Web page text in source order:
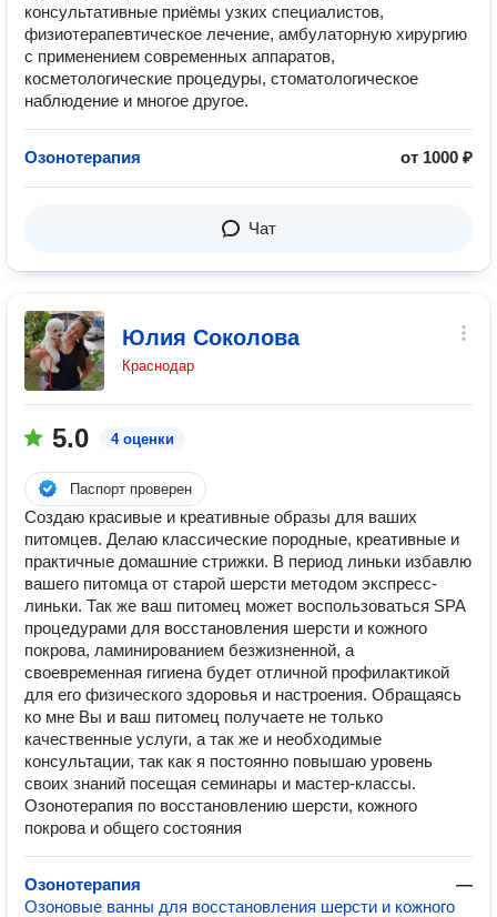
консультативные приёмы узких специалистов,
физиотерапевтическое лечение, амбулаторную хирургию
с применением современных аппаратов,
косметологические процедуры, стоматологическое
наблюдение и многое другое.
Озонотерапия от 1000 ₽
Чат
Юлия Соколова
Краснодар
5.0 4 оценки
Паспорт проверен
Создаю красивые и креативные образы для ваших
питомцев. Делаю классические породные, креативные и
практичные домашние стрижки. В период линьки избавлю
вашего питомца от старой шерсти методом экспресс-
линьки. Так же ваш питомец может воспользоваться SPA
процедурами для восстановления шерсти и кожного
покрова, ламинированием безжизненной, а
своевременная гигиена будет отличной профилактикой
для его физического здоровья и настроения. Обращаясь
ко мне Вы и ваш питомец получаете не только
качественные услуги, а так же и необходимые
консультации, так как я постоянно повышаю уровень
своих знаний посещая семинары и мастер-классы.
Озонотерапия по восстановлению шерсти, кожного
покрова и общего состояния
Озонотерапия
—
Озоновые ванны для восстановления шерсти и кожного